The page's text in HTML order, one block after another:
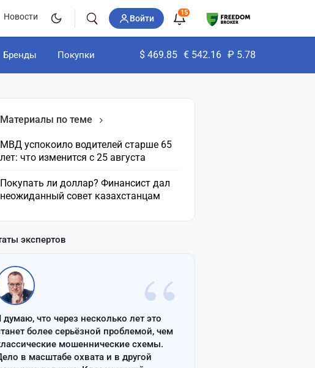
Новости Войти
15
Бренды Покупки $ 469.85 € 542.16 ₽ 5.78
Материалы по теме
МВД успокоило водителей старше 65
лет: что изменится с 25 августа
Покупать ли доллар? Финансист дал
неожиданный совет казахстанцам
экспертов
“
думаю, что через несколько лет это
более серьёзной проблемой, чем
мошеннические схемы.
в масштабе охвата и в другой